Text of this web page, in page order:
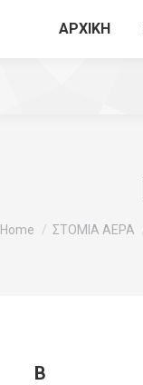
You are here:
Home ΣΤΟΜΙΑ ΑΕΡΑ
B
ΑΡΧΙΚΗ